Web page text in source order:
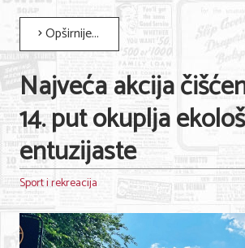
Opširnije...
Najveća akcija
14. put okuplja
entuzijaste
Sport i rekreacija